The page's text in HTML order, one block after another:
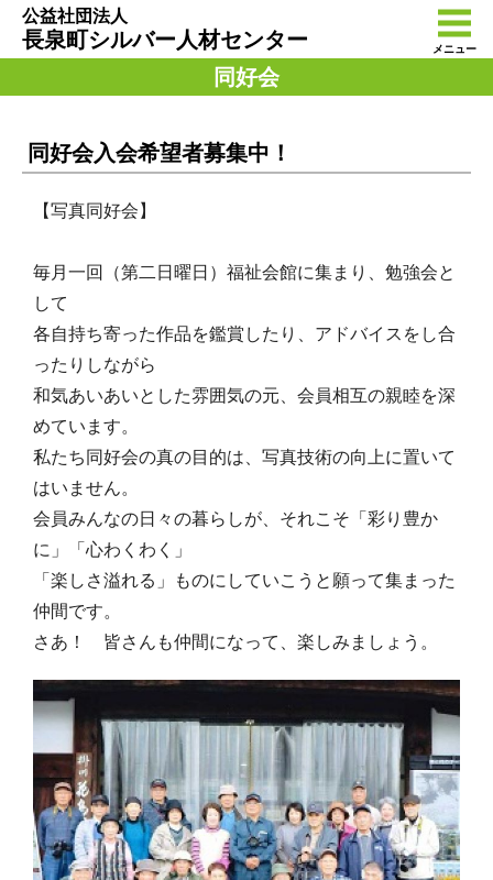
公益社団法人
長泉町シルバー人材センター メニュー
同好会
同好会入会希望者募集中！
【写真同好会】
毎月一回（第二日曜日）福祉会館に集まり、勉強会と
して
各自持ち寄った作品を鑑賞したり、アドバイスをし合
ったりしながら
和気あいあいとした雰囲気の元、会員相互の親睦を深
めています。
私たち同好会の真の目的は、写真技術の向上に置いて
はいません。
会員みんなの日々の暮らしが、それこそ「彩り豊か
に」「心わくわく」
「楽しさ溢れる」ものにしていこうと願って集まった
仲間です。
さあ！ 皆さんも仲間になって、楽しみましょう。